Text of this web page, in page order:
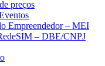
preços
Empreendedor – MEI
– DBE/CNPJ